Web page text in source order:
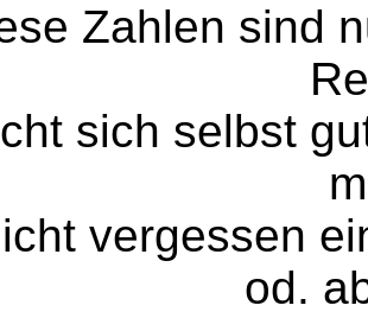
Zahlen sind
sich selbst
vergessen
od.